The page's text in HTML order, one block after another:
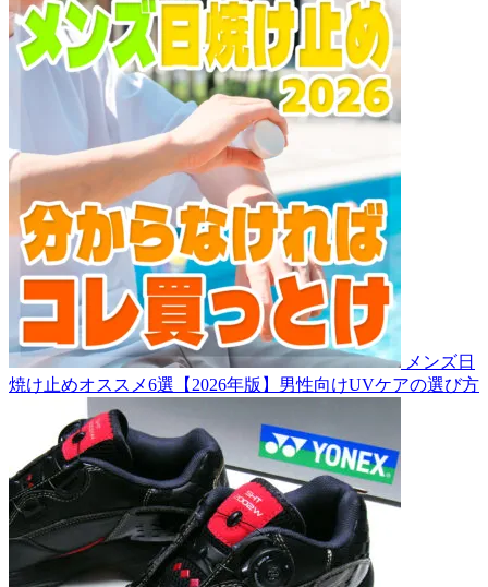
メンズ日
焼け止めオススメ6選【2026年版】男性向けUVケアの選び方